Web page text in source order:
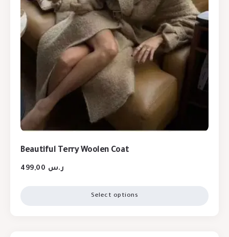
Beautiful Terry Woolen Coat
ر.س
Select options